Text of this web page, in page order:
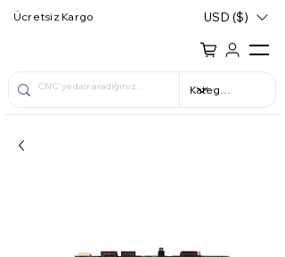
Ücretsiz Kargo USD ($)